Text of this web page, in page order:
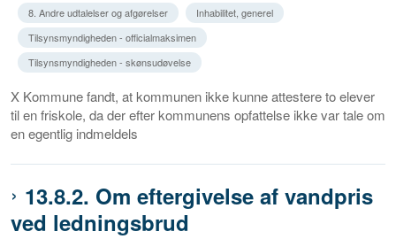
8. Andre udtalelser og afgørelser
Inhabilitet, generel
Tilsynsmyndigheden - officialmaksimen
Tilsynsmyndigheden - skønsudøvelse
X Kommune fandt, at kommunen ikke kunne attestere to elever
til en friskole, da der efter kommunens opfattelse ikke var tale om
en egentlig indmeldels
13.8.2. Om eftergivelse af vandpris
ved ledningsbrud